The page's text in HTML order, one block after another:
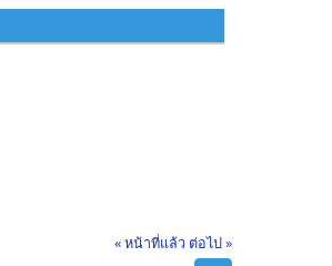
« หน้าที่แล้ว ต่อไป »